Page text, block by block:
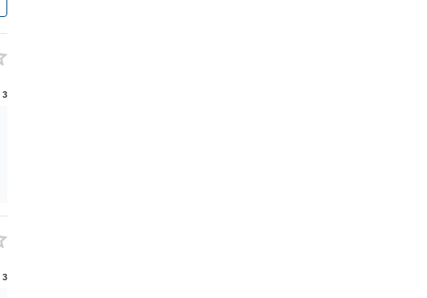
3
3